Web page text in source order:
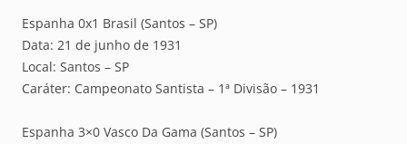
Espanha 0x1 Brasil (Santos – SP)
Data: 21 de junho de 1931
Local: Santos – SP
Caráter: Campeonato Santista – 1ª Divisão – 1931
Espanha 3×0 Vasco Da Gama (Santos – SP)